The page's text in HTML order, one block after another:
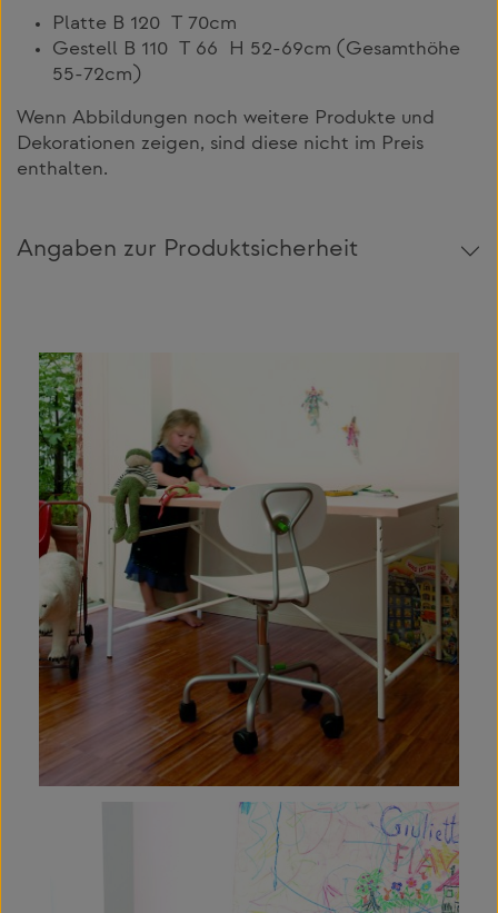
Platte B 120 T 70cm
Gestell B 110 T 66 H 52-69cm (Gesamthöhe
55-72cm)
Wenn Abbildungen noch weitere Produkte und
Dekorationen zeigen, sind diese nicht im Preis
enthalten.
Angaben zur Produktsicherheit